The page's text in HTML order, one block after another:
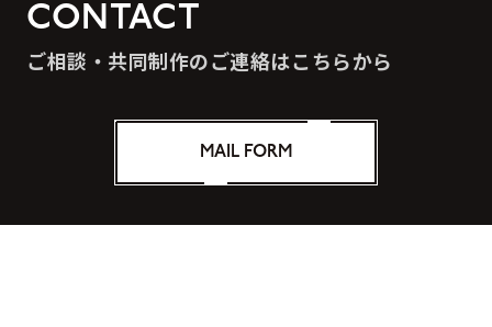
CONTACT
ご相談・共同制作のご連絡はこちらから
MAIL FORM